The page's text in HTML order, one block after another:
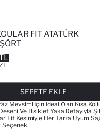
FIT ATATÜRK
SEPETE EKLE
Mevsimi Için Ideal Olan Kısa
Ve Bisiklet Yaka Detayıyla
Fit Kesimiyle Her Tarza Uyum
Seçenek.